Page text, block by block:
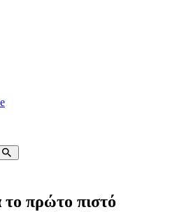
το πρώτο πιστό